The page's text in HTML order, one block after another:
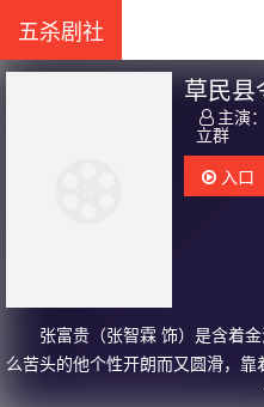
五杀剧社
草民县
主演：
立群
入口
张富贵（张智霖 饰）是含着金
么苦头的他个性开朗而又圆滑，
中十分吃得开。何小春（袁咏仪